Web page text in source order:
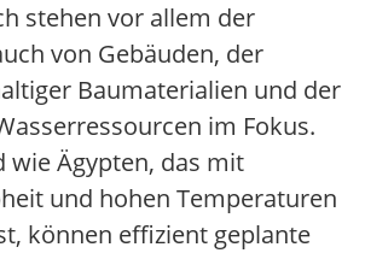
stehen vor allem der
von Gebäuden, der
Baumaterialien und der
im Fokus.
wie Ägypten, das mit
und hohen Temperaturen
können effizient geplante